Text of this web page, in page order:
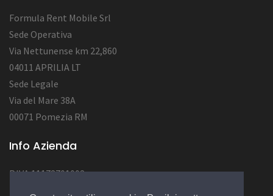
Formula Rent Mobile Srl
Sede Operativa
Via Nettunense km 22,860
04011 APRILIA LT
Sede Legale
Via del Mare 38A
00071 Pomezia RM
Info Azienda
P.IVA 11172701002